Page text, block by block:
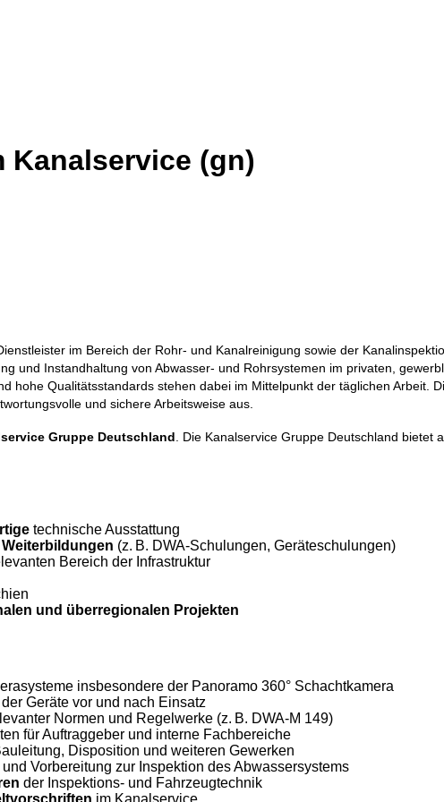
(gn)
im Bereich der Rohr- und Kanalreinigung sowie der
und Instandhaltung von Abwasser- und Rohrsystemen im privaten,
hohe Qualitätsstandards stehen dabei im Mittelpunkt der täglichen Arbeit.
und sichere Arbeitsweise aus.
Gruppe Deutschland . Die Kanalservice Gruppe Deutschland
technische Ausstattung
Weiterbildungen (z. B. DWA‑Schulungen, Geräteschulungen)
Bereich der Infrastruktur
und überregionalen Projekten
insbesondere der Panoramo 360° Schachtkamera
der Geräte vor und nach Einsatz
Normen und Regelwerke (z. B. DWA‑M 149)
für Auftraggeber und interne Fachbereiche
Disposition und weiteren Gewerken
Vorbereitung zur Inspektion des Abwassersystems
der Inspektions- und Fahrzeugtechnik